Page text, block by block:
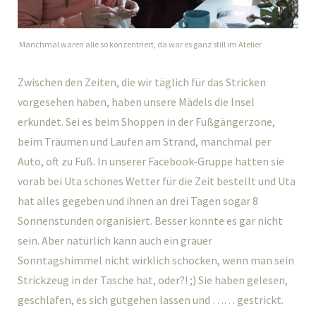
Manchmal waren alle so konzentriert, da war es ganz still im Atelier
Zwischen den Zeiten, die wir täglich für das Stricken
vorgesehen haben, haben unsere Mädels die Insel
erkundet. Sei es beim Shoppen in der Fußgängerzone,
beim Träumen und Laufen am Strand, manchmal per
Auto, oft zu Fuß. In unserer Facebook-Gruppe hatten sie
vorab bei Uta schönes Wetter für die Zeit bestellt und Uta
hat alles gegeben und ihnen an drei Tagen sogar 8
Sonnenstunden organisiert. Besser konnte es gar nicht
sein. Aber natürlich kann auch ein grauer
Sonntagshimmel nicht wirklich schocken, wenn man sein
Strickzeug in der Tasche hat, oder?! ;) Sie haben gelesen,
geschlafen, es sich gutgehen lassen und …… gestrickt.